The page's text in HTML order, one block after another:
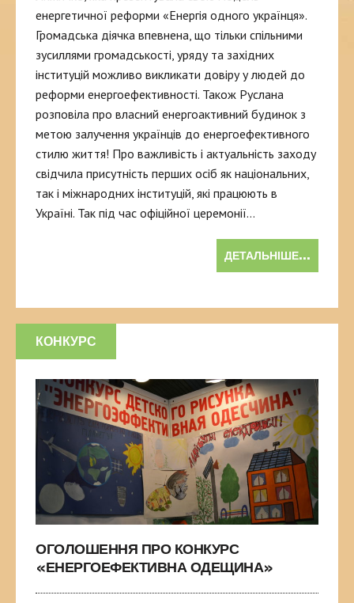
енергетичної реформи «Енергія одного українця».
Громадська діячка впевнена, що тільки спільними
зусиллями громадськості, уряду та західних
інституцій можливо викликати довіру у людей до
реформи енергоефективності. Також Руслана
розповіла про власний енергоактивний будинок з
метою залучення українців до енергоефективного
стилю життя! Про важливість і актуальність заходу
свідчила присутність перших осіб як національних,
так і міжнародних інституцій, які працюють в
Україні. Так під час офіційної церемонії…
ДЕТАЛЬНІШЕ...
КОНКУРС
ОГОЛОШЕННЯ ПРО КОНКУРС
«ЕНЕРГОЕФЕКТИВНА ОДЕЩИНА»